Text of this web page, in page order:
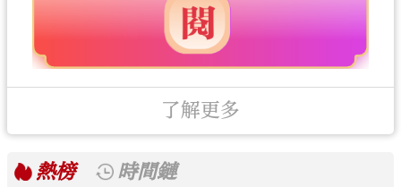
了解更多
熱榜
時間鏈